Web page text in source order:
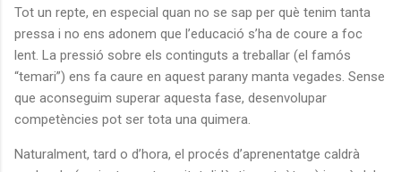
Tot un repte, en especial quan no se sap per què tenim tanta
pressa i no ens adonem que l’educació s’ha de coure a foc
lent. La pressió sobre els continguts a treballar (el famós
“temari”) ens fa caure en aquest parany manta vegades. Sense
que aconseguim superar aquesta fase, desenvolupar
competències pot ser tota una quimera.
Naturalment, tard o d’hora, el procés d’aprenentatge caldrà